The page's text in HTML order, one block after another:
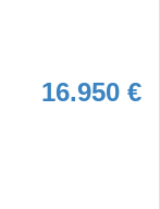
16.950 €